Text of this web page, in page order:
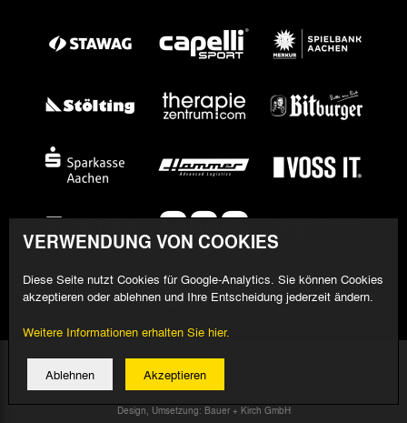
© 2026 Alemannia Aachen - Alle Rechte vorbehalten
Impressum/Datenschutz
Design, Umsetzung: Bauer + Kirch GmbH
VERWENDUNG VON COOKIES
Diese Seite nutzt Cookies für Google-Analytics. Sie können Cookies
akzeptieren oder ablehnen und Ihre Entscheidung jederzeit ändern.
Weitere Informationen erhalten Sie hier.
Ablehnen Akzeptieren